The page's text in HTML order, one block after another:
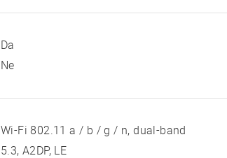
Da
Ne
Wi-Fi 802.11 a / b / g / n, dual-band
5.3, A2DP, LE